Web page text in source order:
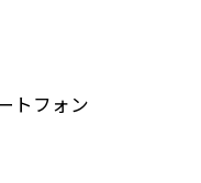
トフォン